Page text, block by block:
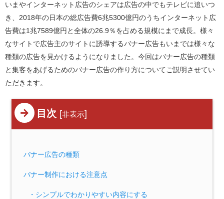
いまやインターネット広告のシェアは広告の中でもテレビに追いつ
き、2018年の日本の総広告費6兆5300億円のうちインターネット広
告費は1兆7589億円と全体の26.9％を占める規模にまで成長。様々
なサイトで広告主のサイトに誘導するバナー広告もいまでは様々な
種類の広告を見かけるようになりました。今回はバナー広告の種類
と集客をあげるためのバナー広告の作り方についてご説明させてい
ただきます。
目次 [非表示]
バナー広告の種類
バナー制作における注意点
・シンプルでわかりやすい内容にする